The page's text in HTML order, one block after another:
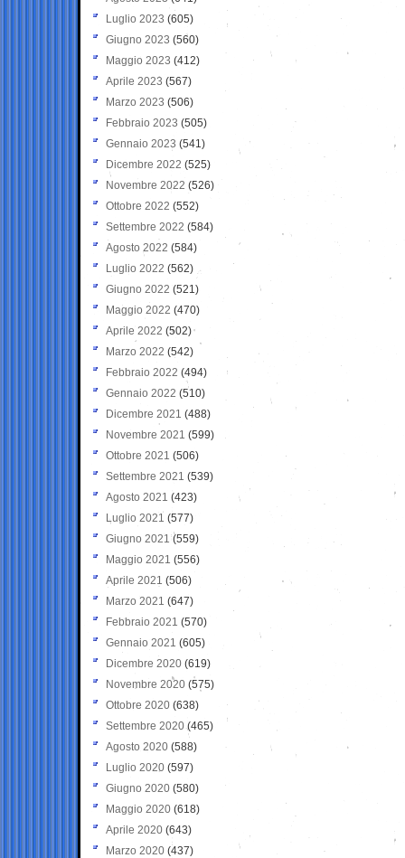
Luglio 2023 (605)
Giugno 2023 (560)
Maggio 2023 (412)
Aprile 2023 (567)
Marzo 2023 (506)
Febbraio 2023 (505)
Gennaio 2023 (541)
Dicembre 2022 (525)
Novembre 2022 (526)
Ottobre 2022 (552)
Settembre 2022 (584)
Agosto 2022 (584)
Luglio 2022 (562)
Giugno 2022 (521)
Maggio 2022 (470)
Aprile 2022 (502)
Marzo 2022 (542)
Febbraio 2022 (494)
Gennaio 2022 (510)
Dicembre 2021 (488)
Novembre 2021 (599)
Ottobre 2021 (506)
Settembre 2021 (539)
Agosto 2021 (423)
Luglio 2021 (577)
Giugno 2021(559)
Maggio 2021 (556)
Aprile 2021 (506)
Marzo 2021 (647)
Febbraio 2021 (570)
Gennaio 2021 (605)
Dicembre 2020 (619)
Novembre 2020 (575)
Ottobre 2020 (638)
Settembre 2020(465)
Agosto 2020 (588)
Luglio 2020 (597)
Giugno 2020 (580)
Maggio 2020 (618)
Aprile 2020 (643)
Marzo 2020 (437)